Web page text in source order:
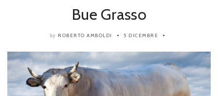
Bue Grasso
by ROBERTO AMBOLDI 5 DICEMBRE